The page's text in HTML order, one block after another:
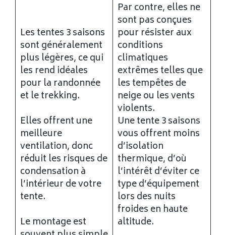
Les tentes 3 saisons
sont généralement
plus légères, ce qui
les rend idéales
pour la randonnée
et le trekking.
Elles offrent une
meilleure
ventilation, donc
réduit les risques de
condensation à
l’intérieur de votre
tente.
Le montage est
Par contre, elles ne
sont pas conçues
pour résister aux
conditions
climatiques
extrêmes telles que
les tempêtes de
neige ou les vents
violents.
Une tente 3 saisons
vous offrent moins
d’isolation
thermique, d’où
l’intérêt d’éviter ce
type d’équipement
lors des nuits
froides en haute
altitude.